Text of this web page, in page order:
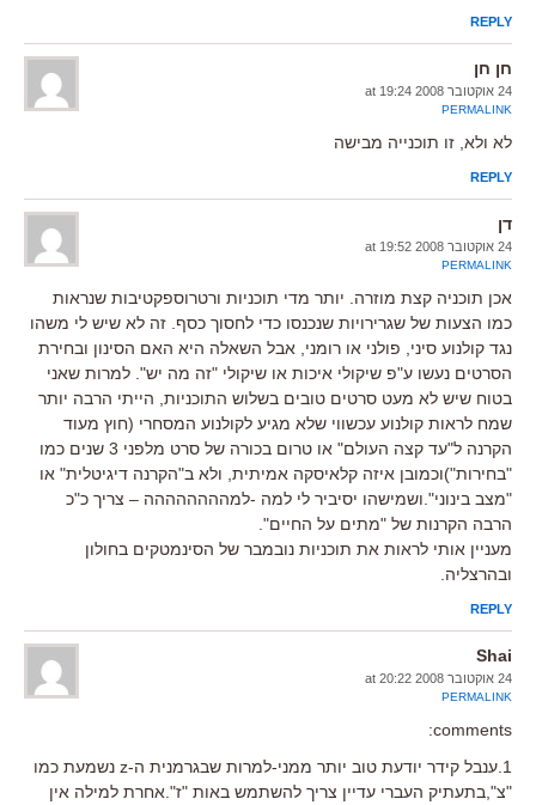
REPLY
חן חן
24 אוקטובר 2008 at 19:24
PERMALINK
לא ולא, זו תוכנייה מבישה
REPLY
דן
24 אוקטובר 2008 at 19:52
PERMALINK
אכן תוכניה קצת מוזרה. יותר מדי תוכניות ורטרוספקטיבות שנראות
כמו הצעות של שגרירויות שנכנסו כדי לחסוך כסף. זה לא שיש לי משהו
נגד קולנוע סיני, פולני או רומני, אבל השאלה היא האם הסינון ובחירת
הסרטים נעשו ע"פ שיקולי איכות או שיקולי "זה מה יש". למרות שאני
בטוח שיש לא מעט סרטים טובים בשלוש התוכניות, הייתי הרבה יותר
שמח לראות קולנוע עכשווי שלא מגיע לקולנוע המסחרי (חוץ מעוד
הקרנה ל"עד קצה העולם" או טרום בכורה של סרט מלפני 3 שנים כמו
"בחירות")וכמובן איזה קלאיסקה אמיתית, ולא ב"הקרנה דיגיטלית" או
"מצב בינוני".ושמישהו יסיביר לי למה -למהההההההה – צריך כ"כ
הרבה הקרנות של "מתים על החיים".
מעניין אותי לראות את תוכניות נובמבר של הסינמטקים בחולון
ובהרצליה.
REPLY
Shai
24 אוקטובר 2008 at 20:22
PERMALINK
comments:
1.ענבל קידר יודעת טוב יותר ממני-למרות שבגרמנית ה-z נשמעת כמו
"צ",בתעתיק העברי עדיין צריך להשתמש באות "ז".אחרת למילה אין